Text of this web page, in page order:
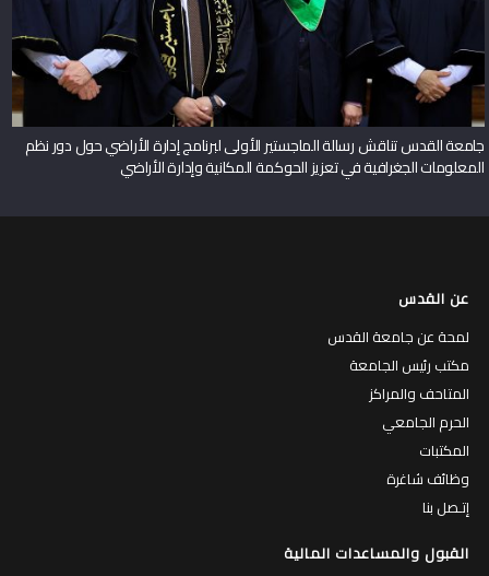
جامعة القدس تناقش رسالة الماجستير الأولى لبرنامج إدارة الأراضي حول دور نظم
المعلومات الجغرافية في تعزيز الحوكمة المكانية وإدارة الأراضي
عن القدس
لمحة عن جامعة القدس
مكتب رئيس الجامعة
المتاحف والمراكز
الحرم الجامعي
المكتبات
وظائف شاغرة
إتـصل بنا
القبول والمساعدات المالية